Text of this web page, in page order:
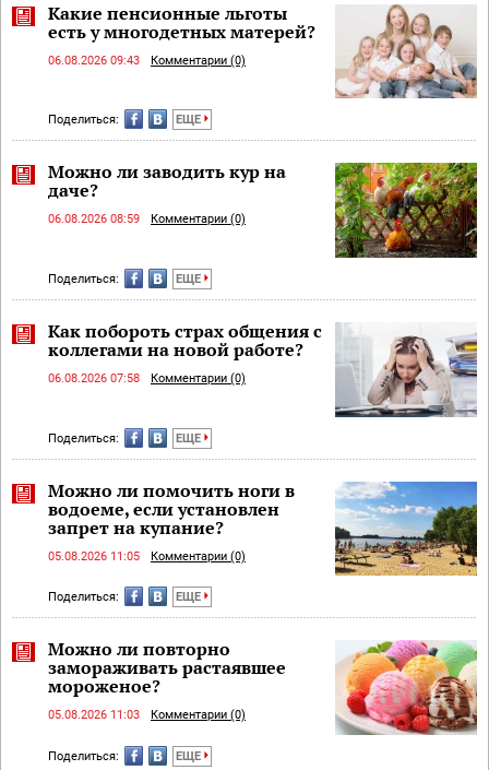
Какие пенсионные льготы
есть у многодетных матерей?
06.08.2026 09:43 Комментарии (0)
Поделиться: ЕЩЕ
Можно ли заводить кур на
даче?
06.08.2026 08:59 Комментарии (0)
Поделиться: ЕЩЕ
Как побороть страх общения с
коллегами на новой работе?
06.08.2026 07:58 Комментарии (0)
Поделиться: ЕЩЕ
Можно ли помочить ноги в
водоеме, если установлен
запрет на купание?
05.08.2026 11:05 Комментарии (0)
Поделиться: ЕЩЕ
Можно ли повторно
замораживать растаявшее
мороженое?
05.08.2026 11:03 Комментарии (0)
Поделиться: ЕЩЕ